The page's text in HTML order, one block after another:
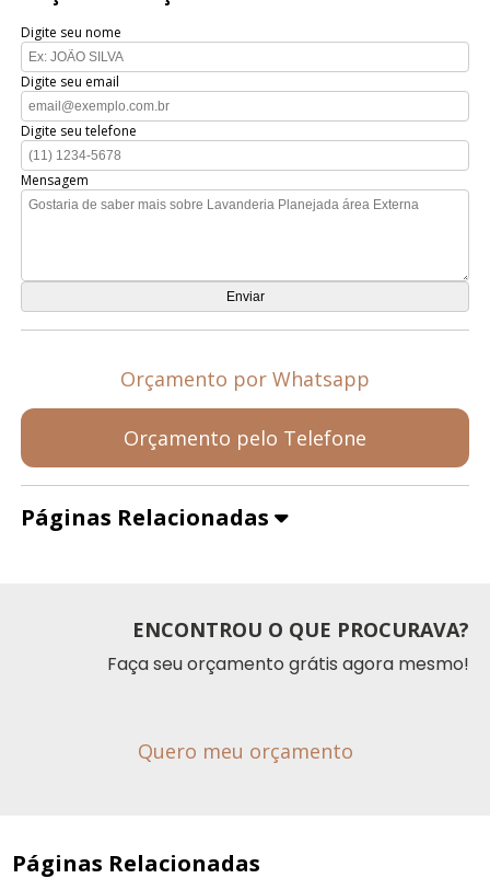
Digite seu nome
Digite seu email
Digite seu telefone
Mensagem
Orçamento por Whatsapp
Orçamento pelo Telefone
Páginas Relacionadas
ENCONTROU O QUE PROCURAVA?
Faça seu orçamento grátis agora mesmo!
Quero meu orçamento
Páginas Relacionadas